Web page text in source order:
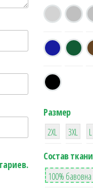
Размер
38
2XL
16
3XL L
Состав ткани
8
100% бавовна